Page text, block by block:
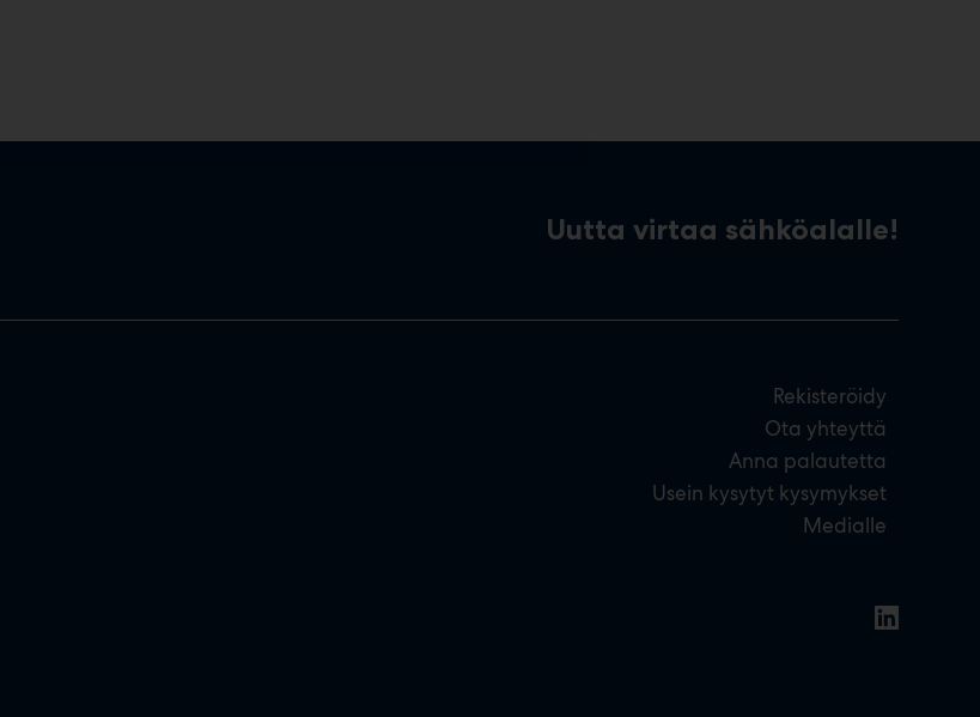
Uutta virtaa sähköalalle!
Rekisteröidy
Ota yhteyttä
Anna palautetta
Usein kysytyt kysymykset
Medialle